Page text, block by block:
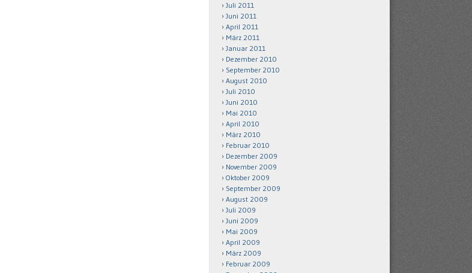
Juli 2011
Juni 2011
April 2011
März 2011
Januar 2011
Dezember 2010
September 2010
August 2010
Juli 2010
Juni 2010
Mai 2010
April 2010
März 2010
Februar 2010
Dezember 2009
November 2009
Oktober 2009
September 2009
August 2009
Juli 2009
Juni 2009
Mai 2009
April 2009
März 2009
Februar 2009